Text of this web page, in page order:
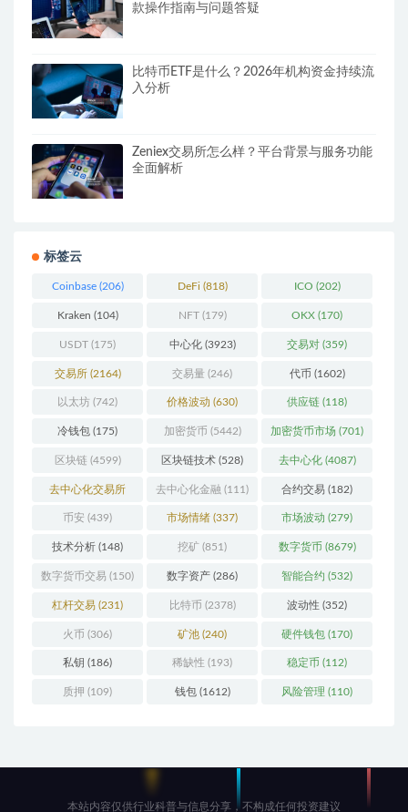
款操作指南与问题答疑
比特币ETF是什么？2026年机构资金持续流
入分析
Zeniex交易所怎么样？平台背景与服务功能
全面解析
标签云
Coinbase(206) DeFi (818) ICO (202)
Kraken (104) NFT(179) OKX (170)
USDT (175) 中心化(3923) 交易对 (359)
交易所(2164) 交易量 (246) 代币 (1602)
以太坊 (742) 价格波动 (630) 供应链 (118)
冷钱包 (175) 加密货币 (5442) 加密货币市场 (701)
区块链(4599) 区块链技术 (528) 去中心化(4087)
去中心化交易所
(196)
去中心化金融 (111) 合约交易 (182)
币安 (439) 市场情绪 (337) 市场波动 (279)
技术分析 (148) 挖矿 (851) 数字货币 (8679)
数字货币交易 (150) 数字资产 (286) 智能合约 (532)
杠杆交易 (231) 比特币 (2378) 波动性 (352)
火币 (306) 矿池 (240) 硬件钱包 (170)
私钥 (186) 稀缺性 (193) 稳定币 (112)
质押 (109) 钱包(1612) 风险管理 (110)
本站内容仅供行业科普与信息分享，不构成任何投资建议